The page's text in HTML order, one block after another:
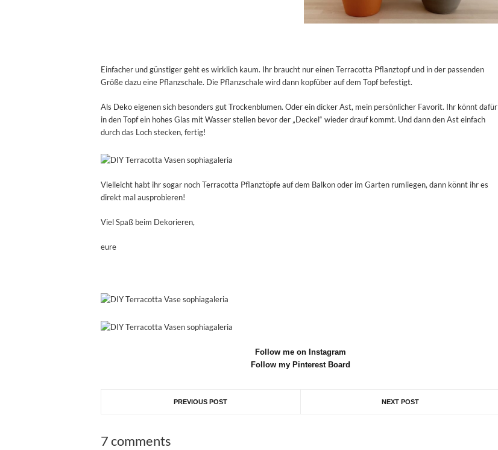
Einfacher und günstiger geht es wirklich kaum. Ihr braucht nur einen Terracotta Pflanztopf und in der passenden
Größe dazu eine Pflanzschale. Die Pflanzschale wird dann kopfüber auf dem Topf befestigt.
Als Deko eigenen sich besonders gut Trockenblumen. Oder ein dicker Ast, mein persönlicher Favorit. Ihr könnt dafür
in den Topf ein hohes Glas mit Wasser stellen bevor der „Deckel“ wieder drauf kommt. Und dann den Ast einfach
durch das Loch stecken, fertig!
Vielleicht habt ihr sogar noch Terracotta Pflanztöpfe auf dem Balkon oder im Garten rumliegen, dann könnt ihr es
direkt mal ausprobieren!
Viel Spaß beim Dekorieren,
eure
Follow me on Instagram
Follow my Pinterest Board
PREVIOUS POST NEXT POST
7 comments